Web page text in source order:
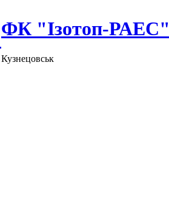
ФК "Ізотоп-РАЕС"
Кузнецовськ